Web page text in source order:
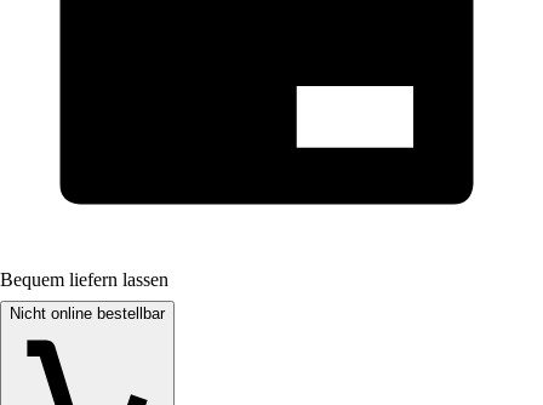
Bequem liefern lassen
Nicht online bestellbar